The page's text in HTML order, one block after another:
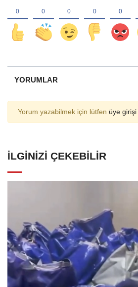
YORUMLAR
Yorum yazabilmek için lütfen üye girişi
İLGINIZI ÇEKEBILIR